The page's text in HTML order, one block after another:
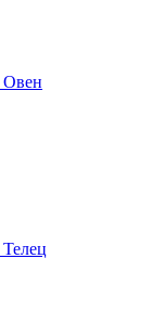
Овен
Телец